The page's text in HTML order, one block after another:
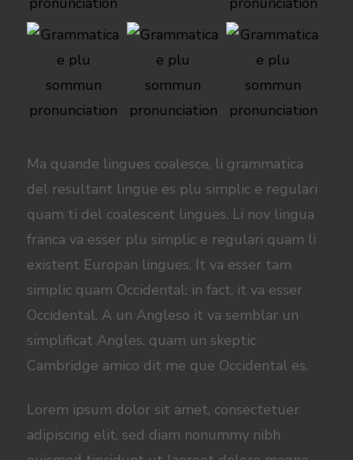
Ma quande lingues coalesce, li grammatica
del resultant lingue es plu simplic e regulari
quam ti del coalescent lingues. Li nov lingua
franca va esser plu simplic e regulari quam li
existent Europan lingues. It va esser tam
simplic quam Occidental: in fact, it va esser
Occidental. A un Angleso it va semblar un
simplificat Angles, quam un skeptic
Cambridge amico dit me que Occidental es.
Lorem ipsum dolor sit amet, consectetuer
adipiscing elit, sed diam nonummy nibh